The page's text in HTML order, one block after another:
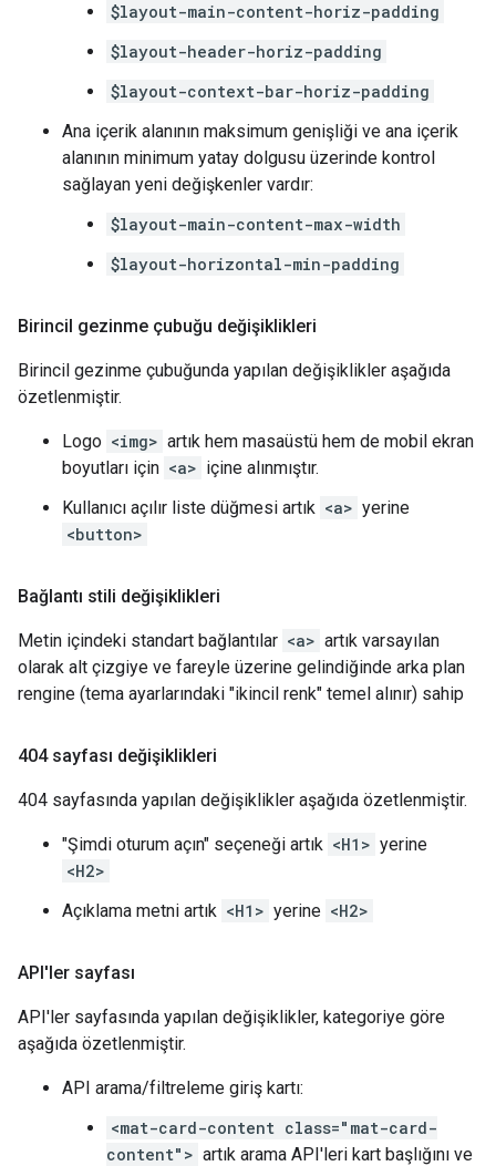
$layout-main-content-horiz-padding
$layout-header-horiz-padding
$layout-context-bar-horiz-padding
Ana içerik alanının maksimum genişliği ve ana içerik
alanının minimum yatay dolgusu üzerinde kontrol
sağlayan yeni değişkenler vardır:
$layout-main-content-max-width
$layout-horizontal-min-padding
Birincil gezinme çubuğu değişiklikleri
Birincil gezinme çubuğunda yapılan değişiklikler aşağıda
özetlenmiştir.
Logo <img> artık hem masaüstü hem de mobil ekran
boyutları için <a> içine alınmıştır.
Kullanıcı açılır liste düğmesi artık <a> yerine
<button>
Bağlantı stili değişiklikleri
Metin içindeki standart bağlantılar <a> artık varsayılan
olarak alt çizgiye ve fareyle üzerine gelindiğinde arka plan
rengine (tema ayarlarındaki "ikincil renk" temel alınır) sahip
404 sayfası değişiklikleri
404 sayfasında yapılan değişiklikler aşağıda özetlenmiştir.
"Şimdi oturum açın" seçeneği artık <H1> yerine
<H2>
Açıklama metni artık <H1> yerine <H2>
API'ler sayfası
API'ler sayfasında yapılan değişiklikler, kategoriye göre
aşağıda özetlenmiştir.
API arama/filtreleme giriş kartı:
<mat-card-content class="mat-card-
content"> artık arama API'leri kart başlığını ve